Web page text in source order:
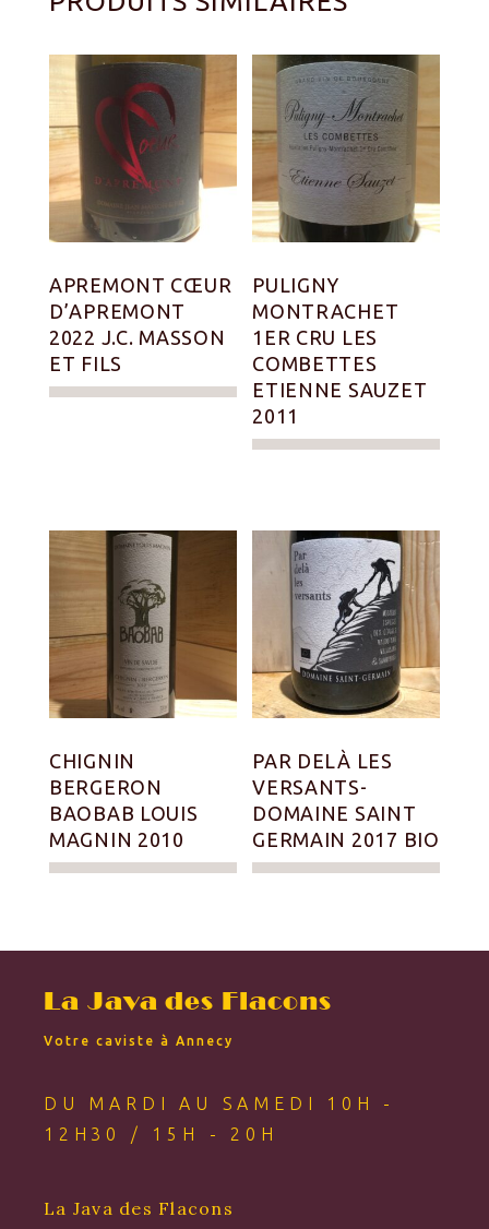
APREMONT CŒUR
D’APREMONT
2022 J.C. MASSON
ET FILS
PULIGNY
MONTRACHET
1ER CRU LES
COMBETTES
ETIENNE SAUZET
2011
CHIGNIN
BERGERON
BAOBAB LOUIS
MAGNIN 2010
PAR DELÀ LES
VERSANTS-
DOMAINE SAINT
GERMAIN 2017 BIO
La Java des Flacons
Votre caviste à Annecy
DU MARDI AU SAMEDI 10H -
12H30 / 15H - 20H
La Java des Flacons